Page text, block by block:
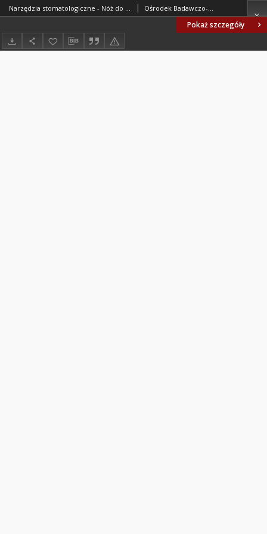
Pokaż szczegóły
Narzędzia stomatologiczne - Nóż do gipsu BN-74/5926-18 Ośrodek Badawczo-Rozwojowy Techniki Medycznej ORMED. Oprac.